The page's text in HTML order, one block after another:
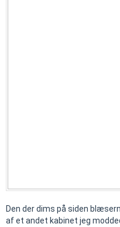
Den der dims på siden
af et andet kabinet jeg